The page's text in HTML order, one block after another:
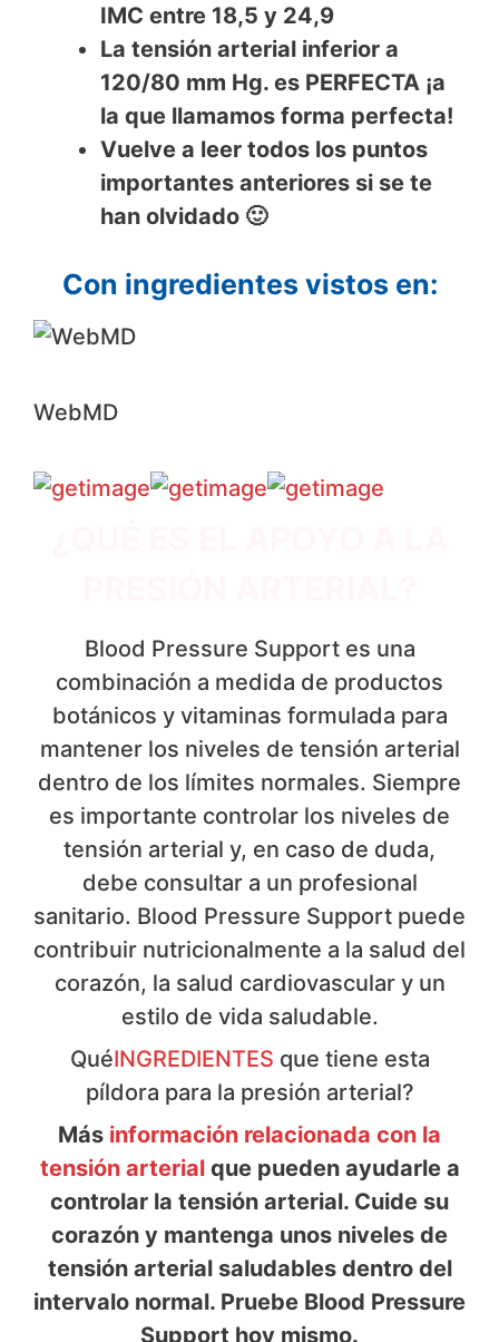
IMC entre 18,5 y 24,9
La tensión arterial inferior a
120/80 mm Hg. es PERFECTA ¡a
la que llamamos forma perfecta!
Vuelve a leer todos los puntos
importantes anteriores si se te
han olvidado 🙂
Con ingredientes vistos en:
WebMD
Blood Pressure Support es una
combinación a medida de productos
botánicos y vitaminas formulada para
mantener los niveles de tensión arterial
dentro de los límites normales. Siempre
es importante controlar los niveles de
tensión arterial y, en caso de duda,
debe consultar a un profesional
sanitario. Blood Pressure Support puede
contribuir nutricionalmente a la salud del
corazón, la salud cardiovascular y un
estilo de vida saludable.
QuéINGREDIENTES que tiene esta
píldora para la presión arterial?
Más información relacionada con la
tensión arterialque pueden ayudarle a
controlar la tensión arterial. Cuide su
corazón y mantenga unos niveles de
tensión arterial saludables dentro del
intervalo normal. Pruebe Blood Pressure
Support hoy mismo.